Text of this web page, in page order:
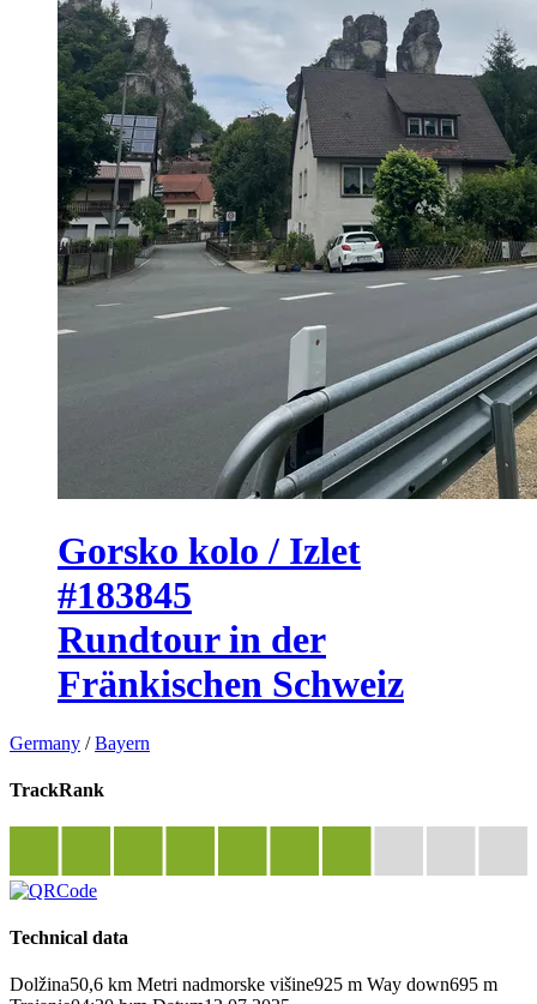
Gorsko kolo / Izlet
#183845
Rundtour in der
Fränkischen Schweiz
Germany /Bayern
TrackRank
Technical data
Dolžina50,6 km Metri nadmorske višine925 m Way down695 m